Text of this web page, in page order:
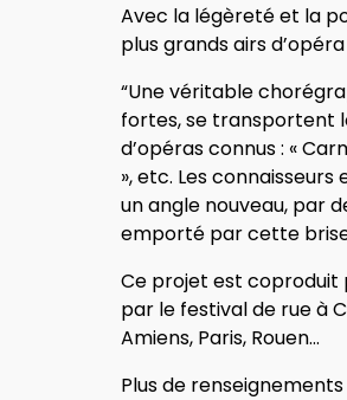
Avec la légèreté et la
plus grands airs
“Une véritable
fortes, se transportent
d’opéras connus : «
», etc. Les
un angle nouveau, par
emporté par cette
Ce projet est coproduit
par le festival de rue à
Amiens, Paris, Rouen…
Plus de